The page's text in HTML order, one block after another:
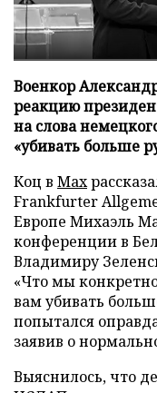
Военкор
реакцию
на слова
«убивать больше
Коц в Мах
Frankfurter
Европе Михаэль
конференции в
Владимиру
«Что мы
вам убивать
попытался
заявив о
Выяснилось, что